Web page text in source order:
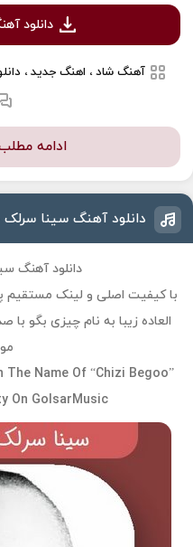
دانلود
آهنگ شاد ، اهنگ جدید ،
ادامه
دانلود آهنگ سینا
دانلود آهنگ
با کیفیت اصلی و لینک مستقیم
العاده زیبا به نام چیزی بگو
The Name Of “Chizi Begoo”
On GolsarMusic